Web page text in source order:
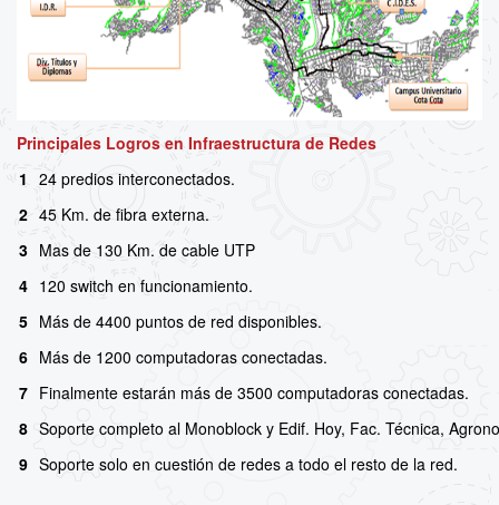
Principales Logros en Infraestructura de Redes
1 24 predios interconectados.
2 45 Km. de fibra externa.
3 Mas de 130 Km. de cable UTP
4 120 switch en funcionamiento.
5 Más de 4400 puntos de red disponibles.
6 Más de 1200 computadoras conectadas.
7 Finalmente estarán más de 3500 computadoras conectadas.
8 Soporte completo al Monoblock y Edif. Hoy, Fac. Técnica,
9 Soporte solo en cuestión de redes a todo el resto de la red.